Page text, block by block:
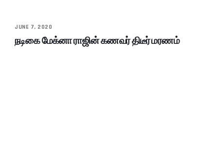
JUNE 7, 2020
நடிகை மேக்னா ராஜின் கணவர் திடீர் மரணம்